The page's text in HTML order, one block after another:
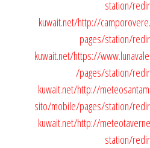
station/
kuwait.net/http://
pages/station/
kuwait.net/https://
/pages/station/
kuwait.net/http://
sito/mobile/pages/station/
kuwait.net/http://
station/